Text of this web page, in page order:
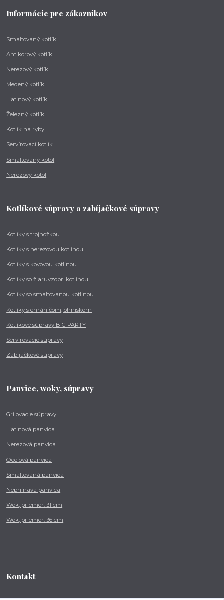
Informácie pre zákazníkov
Smaltovaný kotlík
Antikorový kotlík
Nerezový kotlík
Medený kotlík
Liatinový kotlík
Železný kotlík
Kotlík na ryby
Servírovací kotlík
Smaltovaný kotol
Nerezový kotol
Kotlíkové súpravy a zabíjačkové súpravy
Kotlíky s trojnožkou
Kotlíky s nerezovou kotlinou
Kotlíky s kovovou kotlinou
Kotlíky so žiaruvzdor. kotlinou
Kotlíky so smaltovanou kotlinou
Kotlíky s chráničom, ohniskom
Kotlíkové súpravy BIG PARTY
Servírovacie súpravy
Zabíjačkové súpravy
Panvice, woky, súpravy
Grilovacie súpravy
Liatinová panvica
Nerezová panvica
Oceľová panvica
Smaltovaná panvica
Nepriľnavá panvica
Wok, priemer: 31 cm
Wok, priemer: 36 cm
Kontakt